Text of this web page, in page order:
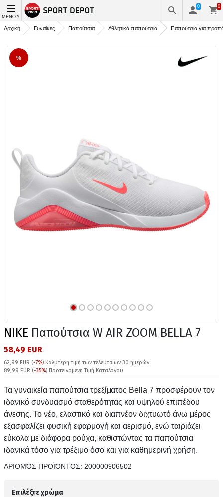
ΜΕΝΟΎ
0 0
Αρχική Γυναίκες Παπούτσια Αθλητικά παπούτσια Παπούτσια για
%
NIKE Παπούτσια W AIR ZOOM BELLA 7
58,49 EUR
62,99 EUR (-7%) Καλύτερη τιμή των τελευταίων 30 ημερών
89,99 EUR (-35%) Προτεινόμενη Τιμή Καταλόγου
Τα γυναικεία παπούτσια τρεξίματος Bella 7 προσφέρουν τον
ιδανικό συνδυασμό σταθερότητας και υψηλού επιπέδου
άνεσης. Το νέο, ελαστικό και διαπνέον διχτυωτό άνω μέρος
εξασφαλίζει φυσική εφαρμογή και αερισμό, ενώ ταιριάζει
εύκολα με διάφορα ρούχα, καθιστώντας τα παπούτσια
ιδανικά τόσο για τρέξιμο όσο και για καθημερινή χρήση.
ΑΡΙΘΜΌΣ ΠΡΟΪΌΝΤΟΣ: 200000906502
Επιλέξτε χρώμα